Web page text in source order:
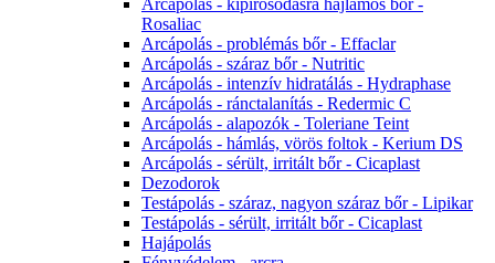
Arcápolás - kipirosodásra hajlamos bőr -
Rosaliac
Arcápolás - problémás bőr - Effaclar
Arcápolás - száraz bőr - Nutritic
Arcápolás - intenzív hidratálás - Hydraphase
Arcápolás - ránctalanítás - Redermic C
Arcápolás - alapozók - Toleriane Teint
Arcápolás - hámlás, vörös foltok - Kerium DS
Arcápolás - sérült, irritált bőr - Cicaplast
Dezodorok
Testápolás - száraz, nagyon száraz bőr - Lipikar
Testápolás - sérült, irritált bőr - Cicaplast
Hajápolás